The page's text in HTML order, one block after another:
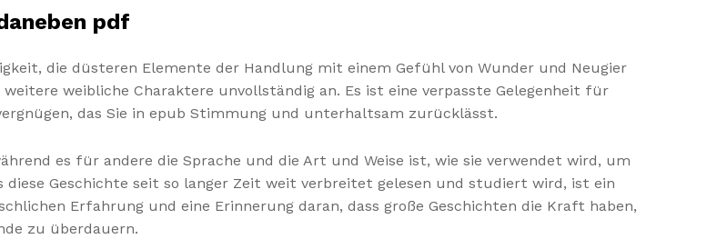
pdf
die düsteren Elemente der Handlung mit einem Gefühl von Wunder und Neugier
weibliche Charaktere unvollständig an. Es ist eine verpasste Gelegenheit für
das Sie in epub Stimmung und unterhaltsam zurücklässt.
es für andere die Sprache und die Art und Weise ist, wie sie verwendet wird, um
Geschichte seit so langer Zeit weit verbreitet gelesen und studiert wird, ist ein
Erfahrung und eine Erinnerung daran, dass große Geschichten die Kraft haben,
zu überdauern.